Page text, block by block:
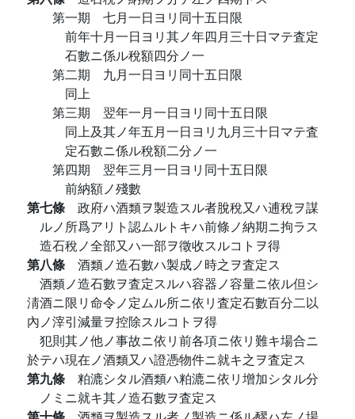
第一期 七月一日ヨリ同十五日限
前年十月一日ヨリ其ノ年四月三十日マテ査定
石數ニ係ル稅額四分ノ一
第二期 九月一日ヨリ同十五日限
同上
第三期 翌年一月一日ヨリ同十五日限
同上及其ノ年五月一日ヨリ九月三十日マテ査
定石數ニ係ル稅額二分ノ一
第四期 翌年三月一日ヨリ同十五日限
前納額ノ殘數
第七條 政府ハ酒類ヲ製造スル者脫稅又ハ逋稅ヲ謀
ルノ所爲アリト認ムルトキハ前條ノ納期ニ拘ラス
造石稅ノ全部又ハ一部ヲ徵收スルコトヲ得
第八條 酒類ノ造石數ハ製成ノ時之ヲ査定ス
酒類ノ造石數ヲ査定スルハ容器ノ容量ニ依ル但シ
淸酒ニ限リ命令ノ定ムル所ニ依リ査定石數百分二以
內ノ滓引減量ヲ控除スルコトヲ得
犯則其ノ他ノ事故ニ依リ前各項ニ依リ難キ場合ニ
於テハ現在ノ酒類又ハ證憑物件ニ就キ之ヲ査定ス
第九條 粕漉シタル酒類ハ粕漉ニ依リ增加シタル分
ノミニ就キ其ノ造石數ヲ査定ス